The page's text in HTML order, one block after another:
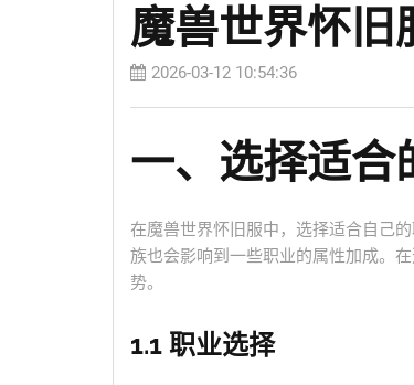
魔兽世界怀旧
2026-03-12 10:54:36
一、选择适合
在魔兽世界怀旧服中，选择适合自己
族也会影响到一些职业的属性加成。
势。
1.1 职业选择